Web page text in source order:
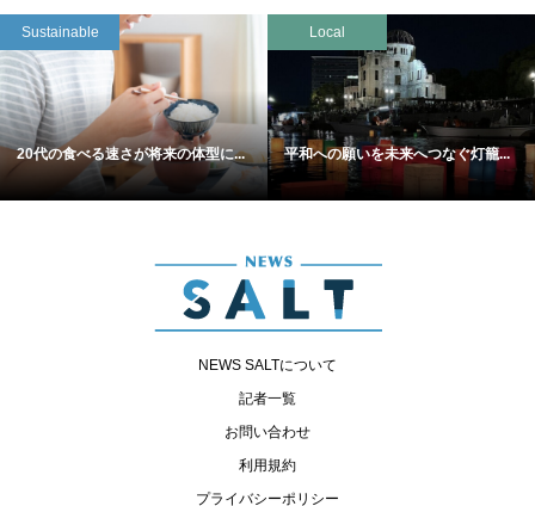
Sustainable
20代の食べる速さが将来の体型に...
Local
平和への願いを未来へつなぐ灯籠...
NEWS SALTについて
記者一覧
お問い合わせ
利用規約
プライバシーポリシー